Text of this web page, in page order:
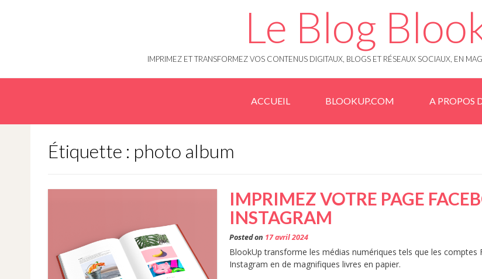
Le Blog
IMPRIMEZ ET TRANSFORMEZ VOS CONTENUS DIGITAUX, BLOGS ET RÉSEAUX SOCIAUX, EN
ACCUEIL BLOOKUP.COM A PROPOS
Étiquette : photo album
IMPRIMEZ VOTRE PAGE
INSTAGRAM
Posted on 17 avril 2024
BlookUp transforme les médias numériques tels que les comptes
Instagram en de magnifiques livres en papier.